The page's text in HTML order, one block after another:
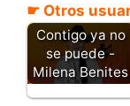
☛ Otros
Contigo ya no
se puede -
Milena Benites